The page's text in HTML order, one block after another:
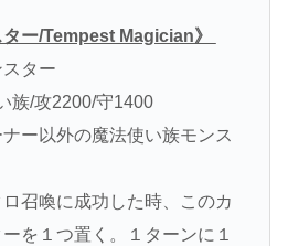
ター/Tempest Magician》
ター
族/攻2200/守1400
ー以外の魔法使い族モンス
召喚に成功した時、このカ
を１つ置く。１ターンに１